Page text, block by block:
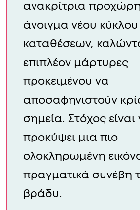
ανακρίτρια
άνοιγμα νέου κύκλου
καταθέσεων,
επιπλέον μάρτυρες
προκειμένου να
αποσαφηνιστούν
σημεία. Στόχος είναι
προκύψει μια πιο
ολοκληρωμένη
πραγματικά συνέβη
βράδυ.